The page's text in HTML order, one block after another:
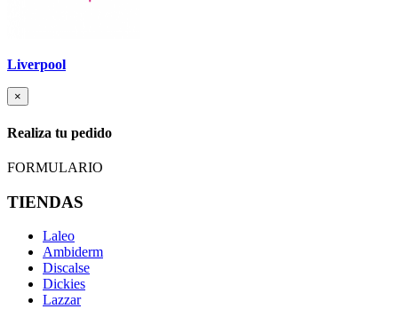
Liverpool
×
Realiza tu pedido
FORMULARIO
TIENDAS
Laleo
Ambiderm
Discalse
Dickies
Lazzar